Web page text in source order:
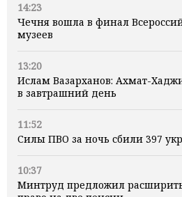
14:23
Чечня вошла в финал
музеев
13:20
Ислам Вазарханов: Ахмат-
в завтрашний день
11:52
Силы ПВО за ночь сбили 397
10:37
Минтруд предложил